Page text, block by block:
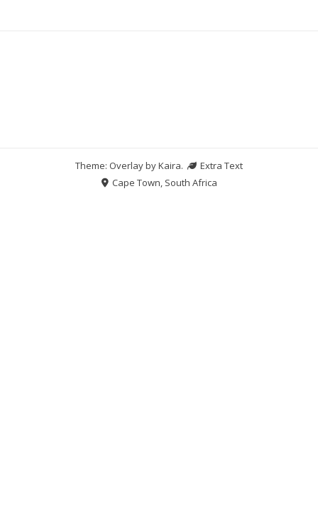
Theme: Overlay byKaira.
Extra Text
Cape Town, South Africa